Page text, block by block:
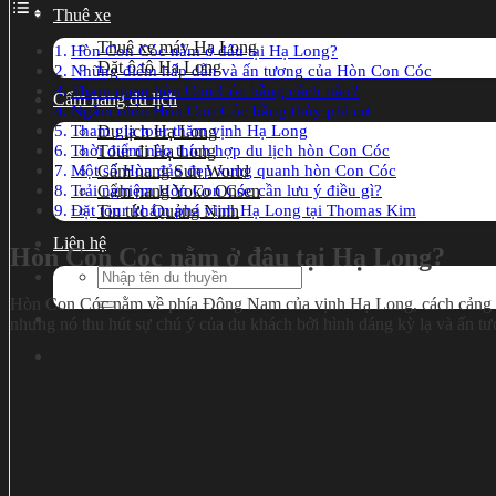
Thuê xe
Thuê xe máy Hạ Long
Đặt ô tô Hạ Long
Cẩm nang du lịch
Du lịch Hạ Long
Tour đi Hạ Long
Cẩm nang Sun World
Cẩm nang Yoko Onsen
Tin tức Quảng Ninh
Liên hệ
Search
for:
Hòn Con Cóc nằm ở đâu tại Hạ Long?
Những điểm hấp dẫn và ấn tượng của Hòn Con Cóc
Tham quan hòn Con Cóc bằng cách nào?
Ngắm nhìn Hòn Con Cóc bằng thủy phi cơ
Tham gia tour thăm vịnh Hạ Long
Thời điểm nào thích hợp du lịch hòn Con Cóc
Một số Hòn đảo đẹp xung quanh hòn Con Cóc
Trải nghiệm Hòn Con Cóc cần lưu ý điều gì?
Đặt tour khám phá vịnh Hạ Long tại Thomas Kim
Hòn Con Cóc nằm ở đâu tại Hạ Long?
Hòn Con Cóc nằm về phía Đông Nam của vịnh Hạ Long, cách
nhưng nó thu hút sự chú ý của du khách bởi hình dáng kỳ lạ và ấn